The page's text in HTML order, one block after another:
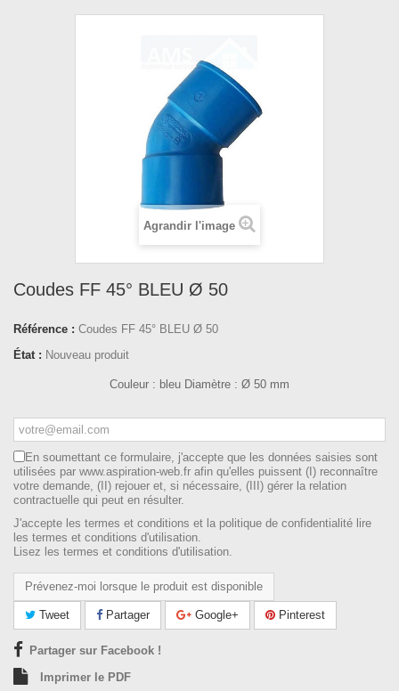
Agrandir l'image
Coudes FF 45° BLEU Ø 50
Référence : Coudes FF 45° BLEU Ø 50
État : Nouveau produit
Couleur : bleu Diamètre : Ø 50 mm
En soumettant ce formulaire, j'accepte que les données saisies sont
utilisées par www.aspiration-web.fr afin qu'elles puissent (I) reconnaître
votre demande, (II) rejouer et, si nécessaire, (III) gérer la relation
contractuelle qui peut en résulter.
J'accepte les termes et conditions et la politique de confidentialité lire
les termes et conditions d'utilisation.
Lisez les termes et conditions d'utilisation.
Prévenez-moi lorsque le produit est disponible
Tweet Partager Google+ Pinterest
Partager sur Facebook !
Imprimer le PDF